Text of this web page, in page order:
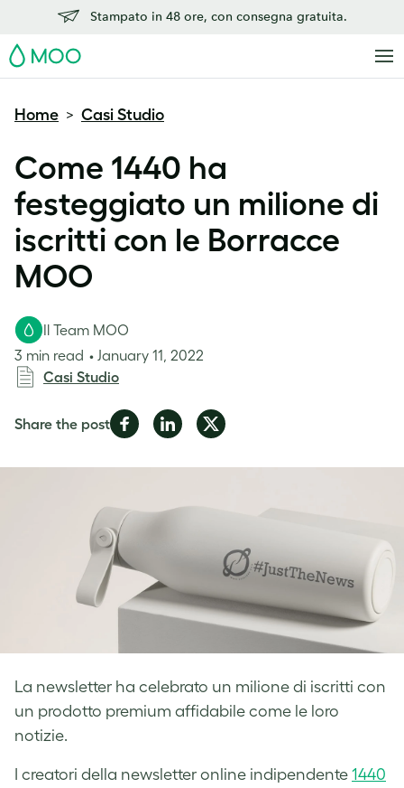
Stampato in 48 ore, con consegna gratuita.
MOO
Home > Casi Studio
Come 1440 ha
festeggiato un milione di
iscritti con le Borracce
MOO
La newsletter ha celebrato un milione di iscritti con
un prodotto premium affidabile come le loro
notizie.
Il Team MOO
3 min read
January 11, 2022
Casi Studio
Share the postShare
Facebook
Share
LinkedIn
Share
Twitter
I creatori della newsletter online indipendente 1440